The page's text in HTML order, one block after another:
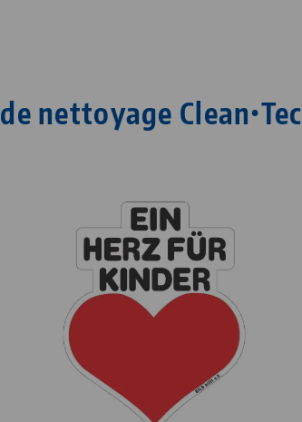
nettoyage Clean•Tec